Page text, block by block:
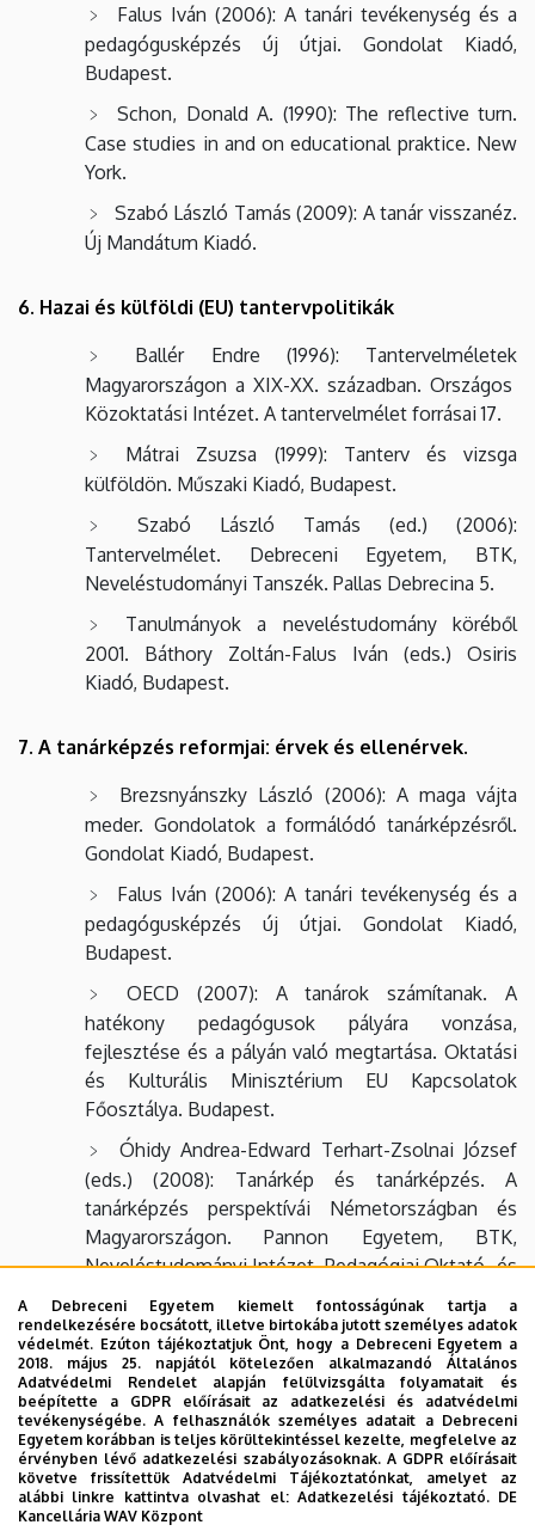
Falus Iván (2006): A tanári tevékenység és a
pedagógusképzés új útjai. Gondolat Kiadó,
Budapest.
Schon, Donald A. (1990): The reflective turn.
Case studies in and on educational praktice. New
York.
Szabó László Tamás (2009): A tanár visszanéz.
Új Mandátum Kiadó.
6. Hazai és külföldi (EU) tantervpolitikák
Ballér Endre (1996): Tantervelméletek
Magyarországon a XIX-XX. században. Országos
Közoktatási Intézet. A tantervelmélet forrásai 17.
Mátrai Zsuzsa (1999): Tanterv és vizsga
külföldön. Műszaki Kiadó, Budapest.
Szabó László Tamás (ed.) (2006):
Tantervelmélet. Debreceni Egyetem, BTK,
Neveléstudományi Tanszék. Pallas Debrecina 5.
Tanulmányok a neveléstudomány köréből
2001. Báthory Zoltán-Falus Iván (eds.) Osiris
Kiadó, Budapest.
7. A tanárképzés reformjai: érvek és ellenérvek.
Brezsnyánszky László (2006): A maga vájta
meder. Gondolatok a formálódó tanárképzésről.
Gondolat Kiadó, Budapest.
Falus Iván (2006): A tanári tevékenység és a
pedagógusképzés új útjai. Gondolat Kiadó,
Budapest.
OECD (2007): A tanárok számítanak. A
hatékony pedagógusok pályára vonzása,
fejlesztése és a pályán való megtartása. Oktatási
és Kulturális Minisztérium EU Kapcsolatok
Főosztálya. Budapest.
Óhidy Andrea-Edward Terhart-Zsolnai József
(eds.) (2008): Tanárkép és tanárképzés. A
tanárképzés perspektívái Németországban és
Magyarországon. Pannon Egyetem, BTK,
Neveléstudományi Intézet, Pedagógiai Oktató- és
Szabó László Tamás (1998): Tanárképzés
Európában. Országos Közoktatási Intézet.
Budapest.
Valamennyi témakörhöz ajánlott:
Anderson Lorin W. ed. (1995): Teacher
A Debreceni Egyetem kiemelt fontosságúnak tartja a
rendelkezésére bocsátott, illetve birtokába jutott személyes adatok
védelmét. Ezúton tájékoztatjuk Önt, hogy a Debreceni Egyetem a
2018. május 25. napjától kötelezően alkalmazandó Általános
Adatvédelmi Rendelet alapján felülvizsgálta folyamatait és
beépítette a GDPR előírásait az adatkezelési és adatvédelmi
tevékenységébe. A felhasználók személyes adatait a Debreceni
Egyetem korábban is teljes körültekintéssel kezelte, megfelelve az
érvényben lévő adatkezelési szabályozásoknak. A GDPR előírásait
követve frissítettük Adatvédelmi Tájékoztatónkat, amelyet az
alábbi linkre kattintva olvashat el:Adatkezelési tájékoztató. DE
Kancellária WAV Központ